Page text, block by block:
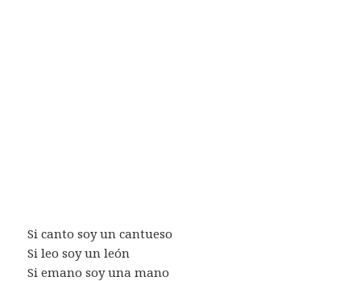
Si canto soy un cantueso
Si leo soy un león
Si emano soy una mano